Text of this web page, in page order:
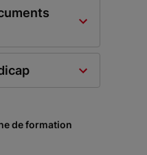
de formation